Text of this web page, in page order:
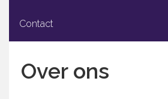
Contact
Over ons